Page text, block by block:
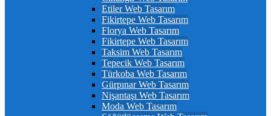
Etiler Web Tasarım
Fikirtepe Web Tasarım
Florya Web Tasarım
Fikirtepe Web Tasarım
Taksim Web Tasarım
Tepecik Web Tasarım
Türkoba Web Tasarım
Gürpınar Web Tasarım
Nişantaşı Web Tasarım
Moda Web Tasarım